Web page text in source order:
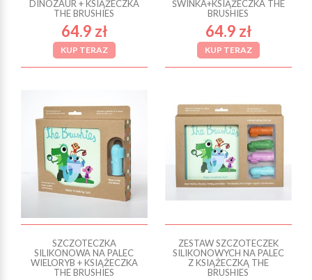
DINOZAUR + KSIĄŻECZKA
THE BRUSHIES
64.9 zł
KUP TERAZ
ŚWINKA+KSIĄŻECZKA THE
BRUSHIES
64.9 zł
KUP TERAZ
SZCZOTECZKA
SILIKONOWA NA PALEC
WIELORYB + KSIĄŻECZKA
THE BRUSHIES
ZESTAW SZCZOTECZEK
SILIKONOWYCH NA PALEC
Z KSIĄŻECZKĄ THE
BRUSHIES